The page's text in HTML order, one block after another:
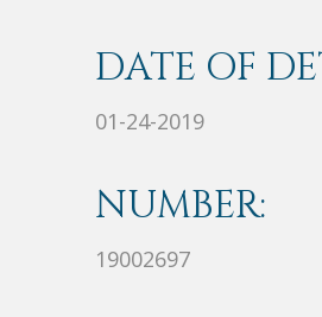
DATE OF
01-24-2019
NUMBER:
19002697